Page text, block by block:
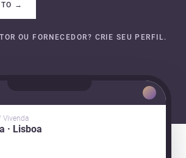
→
OU FORNECEDOR? CRIE SEU PERFIL.
Vivenda
· Lisboa